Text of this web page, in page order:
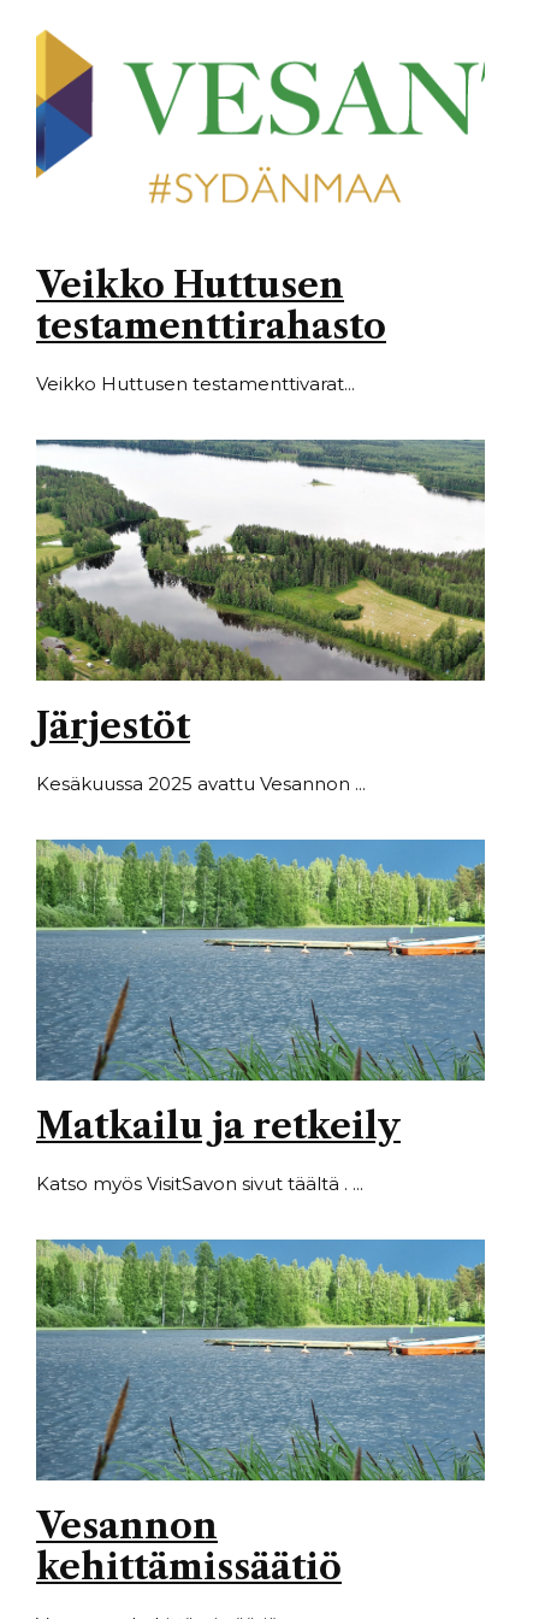
Veikko Huttusen
testamenttirahasto
Veikko Huttusen testamenttivarat...
Järjestöt
Kesäkuussa 2025 avattu Vesannon ...
Matkailu ja retkeily
Katso myös VisitSavon sivut täältä . ...
Vesannon
kehittämissäätiö